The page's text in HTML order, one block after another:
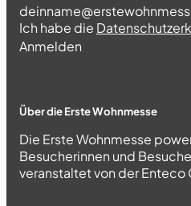
Section
Ich habe die
Abschnitt
Anmelden
Über die Erste Wohnmesse
Die Erste Wohnmesse
Besucherinnen und
veranstaltet von der Enteco